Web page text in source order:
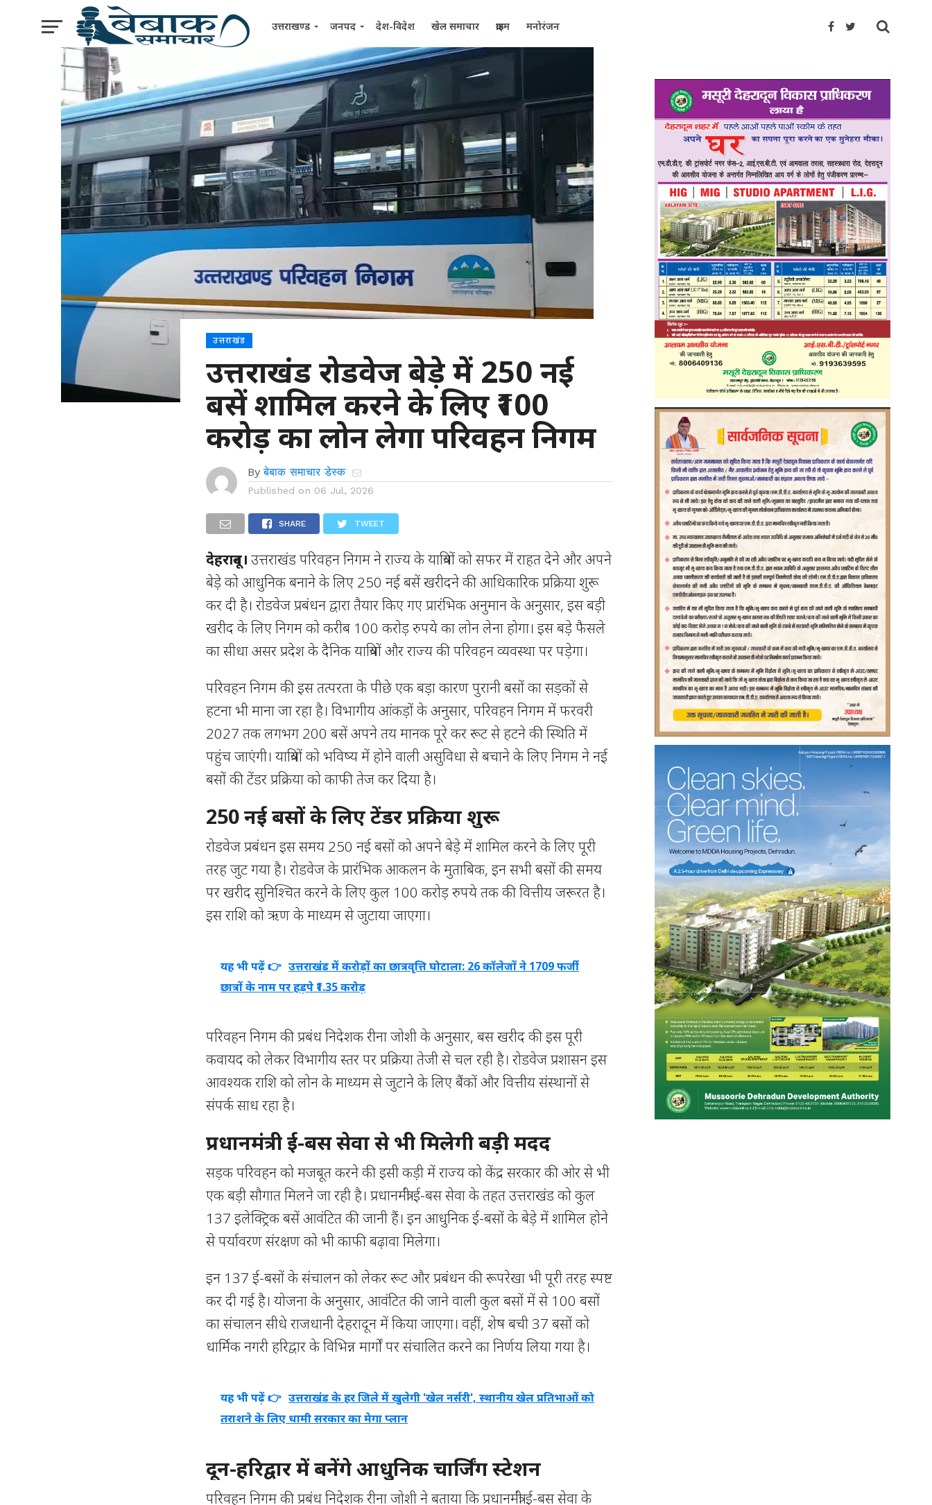
उत्तराखण्ड जनपद देश-विदेश खेल समाचार क्राइम मनोरंजन
उत्तराखंड
उत्तराखंड रोडवेज बेड़े में 250 नई
बसें शामिल करने के लिए ₹100
करोड़ का लोन लेगा परिवहन निगम
By बेबाक समाचार डेस्क
Published on 06 Jul, 2026
SHARE TWEET
देहरादून। उत्तराखंड परिवहन निगम ने राज्य के यात्रियों को सफर में राहत देने और अपने
बेड़े को आधुनिक बनाने के लिए 250 नई बसें खरीदने की आधिकारिक प्रक्रिया शुरू
कर दी है। रोडवेज प्रबंधन द्वारा तैयार किए गए प्रारंभिक अनुमान के अनुसार, इस बड़ी
खरीद के लिए निगम को करीब 100 करोड़ रुपये का लोन लेना होगा। इस बड़े फैसले
का सीधा असर प्रदेश के दैनिक यात्रियों और राज्य की परिवहन व्यवस्था पर पड़ेगा।
परिवहन निगम की इस तत्परता के पीछे एक बड़ा कारण पुरानी बसों का सड़कों से
हटना भी माना जा रहा है। विभागीय आंकड़ों के अनुसार, परिवहन निगम में फरवरी
2027 तक लगभग 200 बसें अपने तय मानक पूरे कर रूट से हटने की स्थिति में
पहुंच जाएंगी। यात्रियों को भविष्य में होने वाली असुविधा से बचाने के लिए निगम ने नई
बसों की टेंडर प्रक्रिया को काफी तेज कर दिया है।
250 नई बसों के लिए टेंडर प्रक्रिया शुरू
रोडवेज प्रबंधन इस समय 250 नई बसों को अपने बेड़े में शामिल करने के लिए पूरी
तरह जुट गया है। रोडवेज के प्रारंभिक आकलन के मुताबिक, इन सभी बसों की समय
पर खरीद सुनिश्चित करने के लिए कुल 100 करोड़ रुपये तक की वित्तीय जरूरत है।
इस राशि को ऋण के माध्यम से जुटाया जाएगा।
यह भी पढ़ें 👉 उत्तराखंड में करोड़ों का छात्रवृत्ति घोटाला: 26 कॉलेजों ने 1709 फर्जी
छात्रों के नाम पर हड़पे ₹1.35 करोड़
परिवहन निगम की प्रबंध निदेशक रीना जोशी के अनुसार, बस खरीद की इस पूरी
कवायद को लेकर विभागीय स्तर पर प्रक्रिया तेजी से चल रही है। रोडवेज प्रशासन इस
आवश्यक राशि को लोन के माध्यम से जुटाने के लिए बैंकों और वित्तीय संस्थानों से
संपर्क साध रहा है।
प्रधानमंत्री ई-बस सेवा से भी मिलेगी बड़ी मदद
सड़क परिवहन को मजबूत करने की इसी कड़ी में राज्य को केंद्र सरकार की ओर से भी
एक बड़ी सौगात मिलने जा रही है। प्रधानमंत्री ई-बस सेवा के तहत उत्तराखंड को कुल
137 इलेक्ट्रिक बसें आवंटित की जानी हैं। इन आधुनिक ई-बसों के बेड़े में शामिल होने
से पर्यावरण संरक्षण को भी काफी बढ़ावा मिलेगा।
इन 137 ई-बसों के संचालन को लेकर रूट और प्रबंधन की रूपरेखा भी पूरी तरह स्पष्ट
कर दी गई है। योजना के अनुसार, आवंटित की जाने वाली कुल बसों में से 100 बसों
का संचालन सीधे राजधानी देहरादून में किया जाएगा। वहीं, शेष बची 37 बसों को
धार्मिक नगरी हरिद्वार के विभिन्न मार्गों पर संचालित करने का निर्णय लिया गया है।
यह भी पढ़ें 👉 उत्तराखंड के हर जिले में खुलेगी 'खेल नर्सरी', स्थानीय खेल प्रतिभाओं को
तराशने के लिए धामी सरकार का मेगा प्लान
दून-हरिद्वार में बनेंगे आधुनिक चार्जिंग स्टेशन
परिवहन निगम की प्रबंध निदेशक रीना जोशी ने बताया कि प्रधानमंत्री ई-बस सेवा के